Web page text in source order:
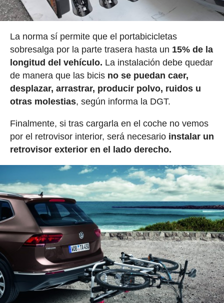
La norma sí permite que el portabicicletas
sobresalga por la parte trasera hasta un 15% de la
longitud del vehículo. La instalación debe quedar
de manera que las bicis no se puedan caer,
desplazar, arrastrar, producir polvo, ruidos u
otras molestias, según informa la DGT.
Finalmente, si tras cargarla en el coche no vemos
por el retrovisor interior, será necesario instalar un
retrovisor exterior en el lado derecho.